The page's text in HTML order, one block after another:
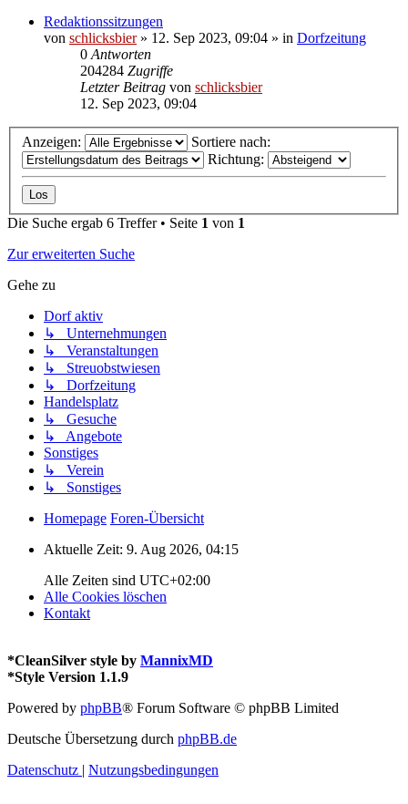
Redaktionssitzungen
von schlicksbier» 12. Sep 2023, 09:04 » in Dorfzeitung
0 Antworten
204284 Zugriffe
Letzter Beitrag von schlicksbier
12. Sep 2023, 09:04
Anzeigen:
Sortiere nach:
Richtung:
Die Suche ergab 6 Treffer • Seite 1 von 1
Zur erweiterten Suche
Gehe zu
Dorf aktiv
↳ Unternehmungen
↳ Veranstaltungen
↳ Streuobstwiesen
↳ Dorfzeitung
Handelsplatz
↳ Gesuche
↳ Angebote
Sonstiges
↳ Verein
↳ Sonstiges
Homepage Foren-Übersicht
Aktuelle Zeit: 9. Aug 2026, 04:15
Alle Zeiten sind UTC+02:00
Alle Cookies löschen
Kontakt
*CleanSilver style by MannixMD
*Style Version 1.1.9
Powered by phpBB® Forum Software © phpBB Limited
Deutsche Übersetzung durch phpBB.de
Datenschutz | Nutzungsbedingungen